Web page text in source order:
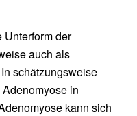
der
auch als
schätzungsweise
in
kann sich